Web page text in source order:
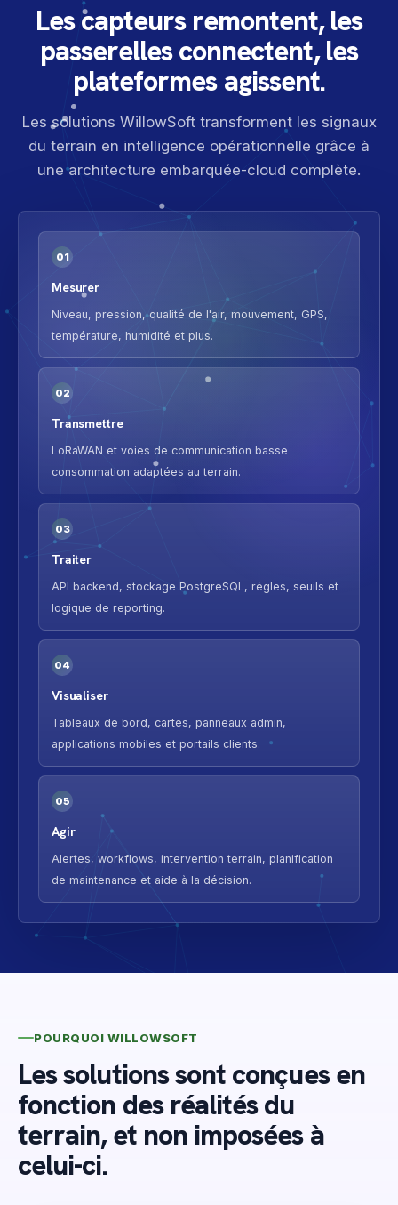
Les capteurs remontent, les
passerelles connectent, les
plateformes agissent.
Les solutions WillowSoft transforment les signaux
du terrain en intelligence opérationnelle grâce à
une architecture embarquée-cloud complète.
01
Mesurer
Niveau, pression, qualité de l'air, mouvement, GPS,
température, humidité et plus.
02
Transmettre
LoRaWAN et voies de communication basse
consommation adaptées au terrain.
03
Traiter
API backend, stockage PostgreSQL, règles, seuils et
logique de reporting.
04
Visualiser
Tableaux de bord, cartes, panneaux admin,
applications mobiles et portails clients.
05
Agir
Alertes, workflows, intervention terrain, planification
de maintenance et aide à la décision.
POURQUOI WILLOWSOFT
Les solutions sont conçues en
fonction des réalités du
terrain, et non imposées à
celui-ci.